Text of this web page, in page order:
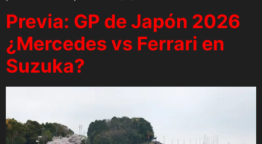
Previa: GP de Japón 2026
¿Mercedes vs Ferrari en
Suzuka?